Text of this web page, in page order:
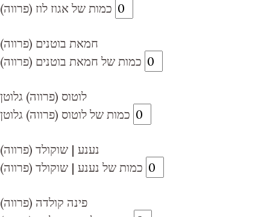
כמות של אגוז לוז (פרווה)
חמאת בוטנים (פרווה)
כמות של חמאת בוטנים (פרווה)
לוטוס (פרווה) גלוטן
כמות של לוטוס (פרווה) גלוטן
נענע | שוקולד (פרווה)
כמות של נענע | שוקולד (פרווה)
פינה קולדה (פרווה)